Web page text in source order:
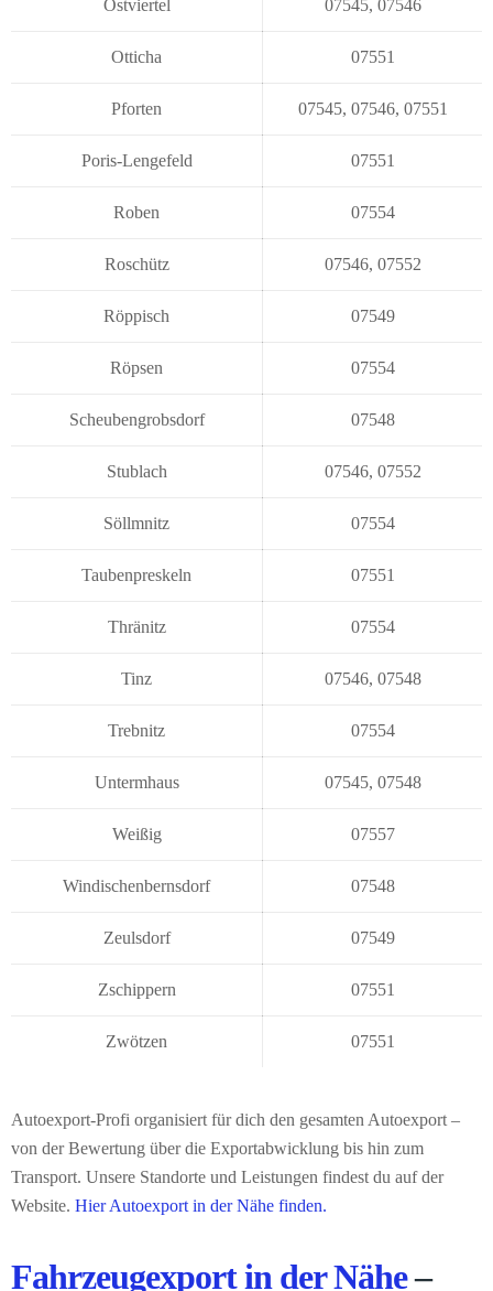
Ostviertel 07545, 07546
Otticha 07551
Pforten 07545, 07546, 07551
Poris-Lengefeld 07551
Roben 07554
Roschütz 07546, 07552
Röppisch 07549
Röpsen 07554
Scheubengrobsdorf 07548
Stublach 07546, 07552
Söllmnitz 07554
Taubenpreskeln 07551
Thränitz 07554
Tinz 07546, 07548
Trebnitz 07554
Untermhaus 07545, 07548
Weißig 07557
Windischenbernsdorf 07548
Zeulsdorf 07549
Zschippern 07551
Zwötzen 07551
Autoexport-Profi organisiert für dich den gesamten Autoexport –
von der Bewertung über die Exportabwicklung bis hin zum
Transport. Unsere Standorte und Leistungen findest du auf der
Website. Hier Autoexport in der Nähe finden.
Fahrzeugexport in der Nähe–